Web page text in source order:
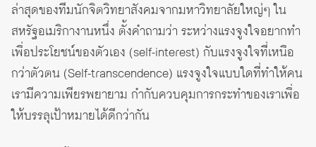
ล่าสุดของทีมนักจิตวิทยาสังคมจากมหาวิทยาลัยใหญ่ๆ ใน
สหรัฐอเมริกางานหนึ่ง ตั้งคำถามว่า ระหว่างแรงจูงใจอยากทำ
เพื่อประโยชน์ของตัวเอง (self-interest) กับแรงจูงใจที่เหนือ
กว่าตัวตน (Self-transcendence) แรงจูงใจแบบใดที่ทำให้คน
เรามีความเพียรพยายาม กำกับควบคุมการกระทำของเราเพื่อ
ให้บรรลุเป้าหมายได้ดีกว่ากัน